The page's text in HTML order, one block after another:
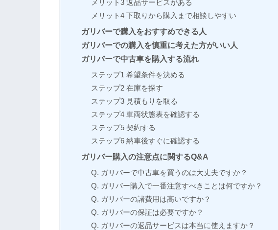
メリット3 返品サービスがある
メリット4 下取りから購入まで相談しやすい
ガリバーで購入をおすすめできる人
ガリバーでの購入を慎重に考えた方がいい人
ガリバーで中古車を購入する流れ
ステップ1 希望条件を決める
ステップ2 在庫を探す
ステップ3 見積もりを取る
ステップ4 車両状態表を確認する
ステップ5 契約する
ステップ6 納車後すぐに確認する
ガリバー購入の注意点に関するQ&A
Q. ガリバーで中古車を買うのは大丈夫ですか？
Q. ガリバー購入で一番注意すべきことは何ですか？
Q. ガリバーの諸費用は高いですか？
Q. ガリバーの保証は必要ですか？
Q. ガリバーの返品サービスは本当に使えますか？